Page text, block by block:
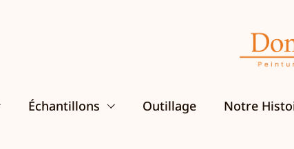
Échantillons Outillage Notre